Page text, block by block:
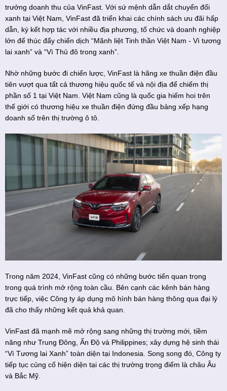
trưởng doanh thu của VinFast. Với sứ mệnh dẫn dắt chuyển đổi
xanh tại Việt Nam, VinFast đã triển khai các chính sách ưu đãi hấp
dẫn, ký kết hợp tác với nhiều địa phương, tổ chức và doanh nghiệp
lớn để thúc đẩy chiến dịch “Mãnh liệt Tinh thần Việt Nam - Vì tương
lai xanh” và “Vì Thủ đô trong xanh”.
Nhờ những bước đi chiến lược, VinFast là hãng xe thuần điện đầu
tiên vượt qua tất cả thương hiệu quốc tế và nội địa để chiếm thị
phần số 1 tại Việt Nam. Việt Nam cũng là quốc gia hiếm hoi trên
thế giới có thương hiệu xe thuần điện đứng đầu bảng xếp hạng
doanh số trên thị trường ô tô.
Trong năm 2024, VinFast cũng có những bước tiến quan trọng
trong quá trình mở rộng toàn cầu. Bên cạnh các kênh bán hàng
trực tiếp, việc Công ty áp dụng mô hình bán hàng thông qua đại lý
đã cho thấy những kết quả khả quan.
VinFast đã mạnh mẽ mở rộng sang những thị trường mới, tiềm
năng như Trung Đông, Ấn Độ và Philippines; xây dựng hệ sinh thái
“Vì Tương lai Xanh” toàn diện tại Indonesia. Song song đó, Công ty
tiếp tục củng cố hiện diện tại các thị trường trọng điểm là châu Âu
và Bắc Mỹ.